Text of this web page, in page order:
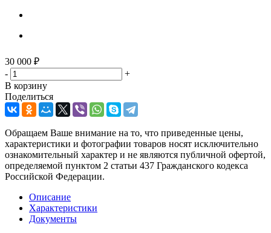
30 000 ₽
-
+
В корзину
Поделиться
Обращаем Ваше внимание на то, что приведенные цены,
характеристики и фотографии товаров носят исключительно
ознакомительный характер и не являются публичной офертой,
определяемой пунктом 2 статьи 437 Гражданского кодекса
Российской Федерации.
Описание
Характеристики
Документы